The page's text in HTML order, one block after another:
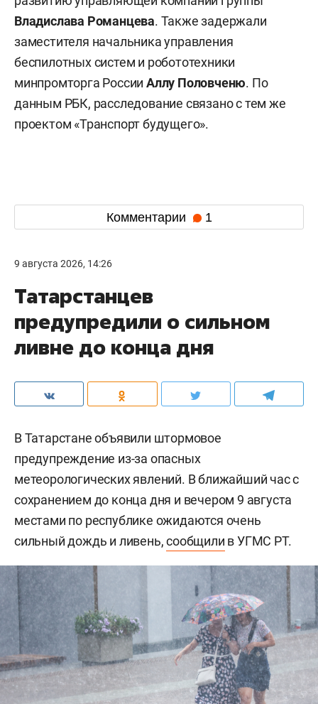
Владислава Романцева. Также задержали
заместителя начальника управления
беспилотных систем и робототехники
минпромторга РоссииАллу Половченю. По
данным РБК, расследование связано с тем же
проектом «Транспорт будущего».
Комментарии 1
9 августа 2026, 14:26
Татарстанцев
предупредили о сильном
ливне до конца дня
В Татарстане объявили штормовое
предупреждение из-за опасных
метеорологических явлений. В ближайший час с
сохранением до конца дня и вечером 9 августа
местами по республике ожидаются очень
сильный дождь и ливень,сообщили в УГМС РТ.